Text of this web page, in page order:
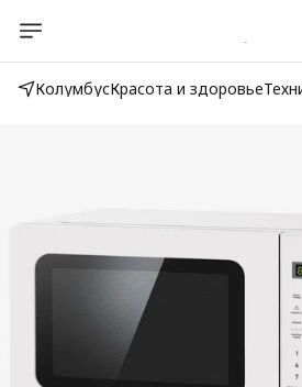
КолумбусКрасота и здоровье